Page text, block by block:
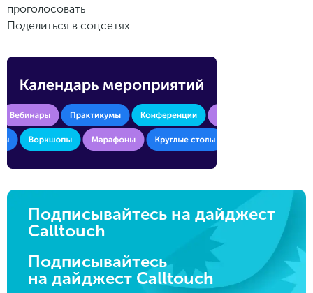
проголосовать
Поделиться в соцсетях
Подписывайтесь на дайджест
Calltouch
Подписывайтесь
на дайджест Calltouch